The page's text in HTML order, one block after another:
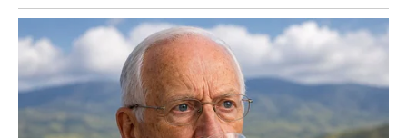
Mljeveni cimet stavite u posudu i dodajte vodu. Smjesu dobro
promiješajte prije nanošenja na korijenje biljaka.
Ovo gnojivo je prikladno za cvjetne i necvjetne vrste biljaka.
Cimet posjeduje obilje esencijalnih nutrijenata, uključujući